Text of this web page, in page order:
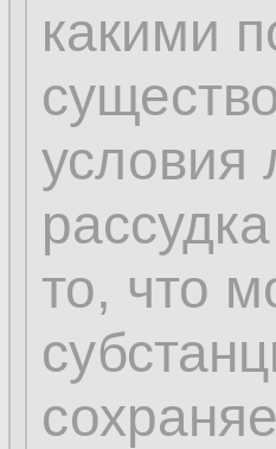
какими
условия
то, что